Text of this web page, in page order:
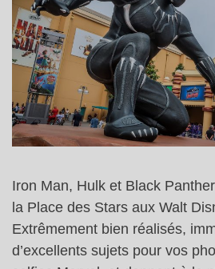
Iron Man, Hulk et Black
la Place des Stars aux Walt
Extrêmement bien réalisés,
d’excellents sujets pour vos